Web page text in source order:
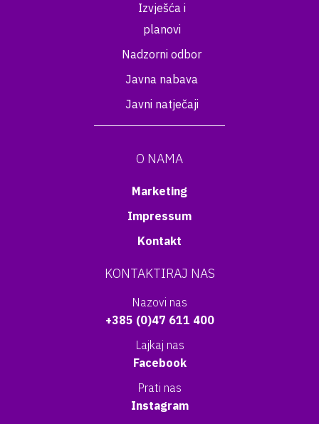
Izvješća i
planovi
Nadzorni odbor
Javna nabava
Javni natječaji
O NAMA
Marketing
Impressum
Kontakt
KONTAKTIRAJ NAS
Nazovi nas
+385 (0)47 611 400
Lajkaj nas
Facebook
Prati nas
Instagram